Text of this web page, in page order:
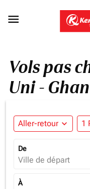

Vols pas
Uni -
Aller-retour expand_more 1
De
Ville de départ
À